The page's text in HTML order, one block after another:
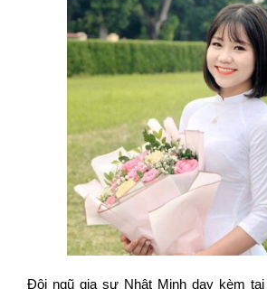
Đội ngũ gia sư Nhật Minh dạy kèm